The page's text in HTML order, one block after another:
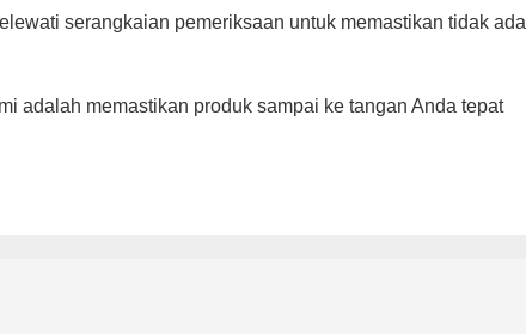
serangkaian pemeriksaan untuk memastikan tidak ada
adalah memastikan produk sampai ke tangan Anda tepat